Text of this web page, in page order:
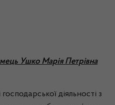
Ушко Марія Петрівна
діяльності з